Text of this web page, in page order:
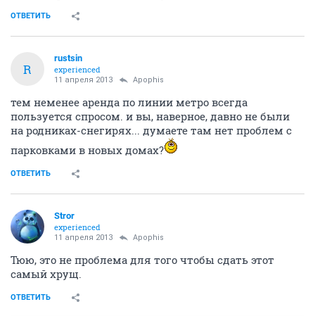
ОТВЕТИТЬ
R
rustsin
experienced
11 апреля 2013 Apophis
тем неменее аренда по линии метро всегда
пользуется спросом. и вы, наверное, давно не были
на родниках-снегирях... думаете там нет проблем с
парковками в новых домах?
ОТВЕТИТЬ
Stror
experienced
11 апреля 2013 Apophis
Тюю, это не проблема для того чтобы сдать этот
самый хрущ.
ОТВЕТИТЬ